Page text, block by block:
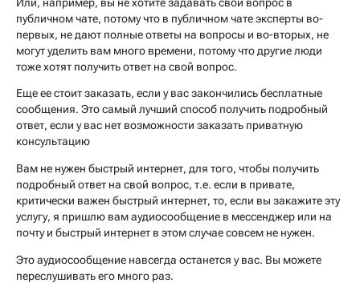
публичном чате, потому что в публичном чате эксперты во-
первых, не дают полные ответы на вопросы и во-вторых, не
могут уделить вам много времени, потому что другие люди
тоже хотят получить ответ на свой вопрос.
Еще ее стоит заказать, если у вас закончились бесплатные
сообщения. Это самый лучший способ получить подробный
ответ, если у вас нет возможности заказать приватную
консультацию
Вам не нужен быстрый интернет, для того, чтобы получить
подробный ответ на свой вопрос, т.е. если в привате,
критически важен быстрый интернет, то, если вы закажите эту
услугу, я пришлю вам аудиосообщение в мессенджер или на
почту и быстрый интернет в этом случае совсем не нужен.
Это аудиосообщение навсегда останется у вас. Вы можете
переслушивать его много раз.